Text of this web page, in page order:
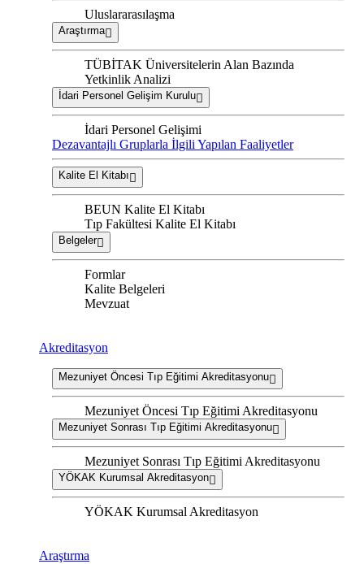
Uluslararasılaşma
Araştırma
TÜBİTAK Üniversitelerin Alan Bazında
Yetkinlik Analizi
İdari Personel Gelişim Kurulu
İdari Personel Gelişimi
Dezavantajlı Gruplarla İlgili Yapılan Faaliyetler
Kalite El Kitabı
BEUN Kalite El Kitabı
Tıp Fakültesi Kalite El Kitabı
Belgeler
Formlar
Kalite Belgeleri
Mevzuat
Akreditasyon
Mezuniyet Öncesi Tıp Eğitimi Akreditasyonu
Mezuniyet Öncesi Tıp Eğitimi Akreditasyonu
Mezuniyet Sonrası Tıp Eğitimi Akreditasyonu
Mezuniyet Sonrası Tıp Eğitimi Akreditasyonu
YÖKAK Kurumsal Akreditasyon
YÖKAK Kurumsal Akreditasyon
Araştırma